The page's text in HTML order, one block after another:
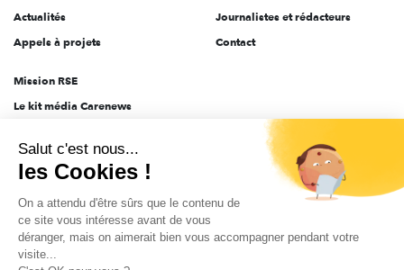
Actualités
Appels à projets
Journalistes et rédacteurs
Contact
Mission RSE
Le kit média Carenews
AEF info
Novethic
PRODURABLE
Inclusiv Day
Salut c'est nous...
les Cookies !
On a attendu d'être sûrs que le contenu de
ce site vous intéresse avant de vous
déranger, mais on aimerait bien vous accompagner pendant votre
visite...